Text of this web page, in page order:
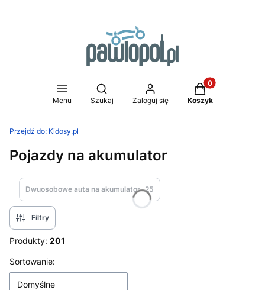
Menu
Otwórz wyszukiwarkę
Szukaj Zaloguj się
Produkty w
Koszyk
Przejdź do: Kidosy.pl
Pojazdy na akumulator
Dwuosobowe auta na akumulator 25
Filtry
Produkty: 201
Lista produktów
Sortowanie:
Domyślne